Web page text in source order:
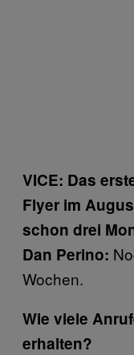
VICE: Das
Flyer im
schon drei
Dan Perino:
Wochen.
Wie viele
erhalten?